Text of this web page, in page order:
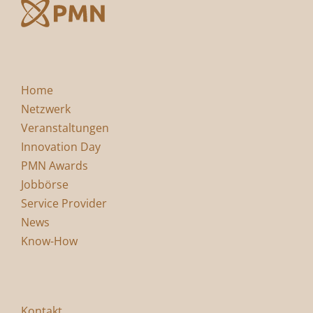
Home
Netzwerk
Veranstaltungen
Innovation Day
PMN Awards
Jobbörse
Service Provider
News
Know-How